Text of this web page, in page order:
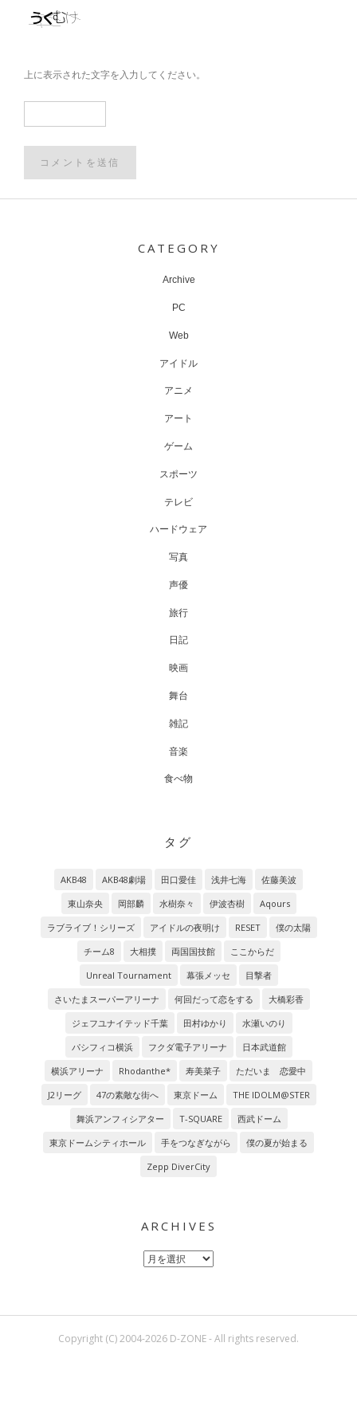
上に表示された文字を入力してください。
CATEGORY
Archive
PC
Web
アイドル
アニメ
アート
ゲーム
スポーツ
テレビ
ハードウェア
写真
声優
旅行
日記
映画
舞台
雑記
音楽
食べ物
タグ
AKB48 AKB48劇場 田口愛佳 浅井七海
佐藤美波
東山奈央
岡部麟 水樹奈々 伊波杏樹
Aqours
ラブライブ！シリーズ
アイドルの夜明け RESET
僕の太陽
チーム8
大相撲 両国国技館
ここからだ
Unreal Tournament
幕張メッセ
目撃者
さいたまスーパーアリーナ
何回だって恋をする
大橋彩香
ジェフユナイテッド千葉
田村ゆかり
水瀬いのり
パシフィコ横浜
フクダ電子アリーナ
日本武道館
横浜アリーナ
Rhodanthe* 寿美菜子
ただいま 恋愛中
J2リーグ
47の素敵な街へ 東京ドーム
THE IDOLM@STER
舞浜アンフィシアター
T-SQUARE
西武ドーム
東京ドームシティホール
手をつなぎながら
僕の夏が始まる
Zepp DiverCity
ARCHIVES
Archives
Copyright (C) 2004-2026 D-ZONE - All rights reserved.